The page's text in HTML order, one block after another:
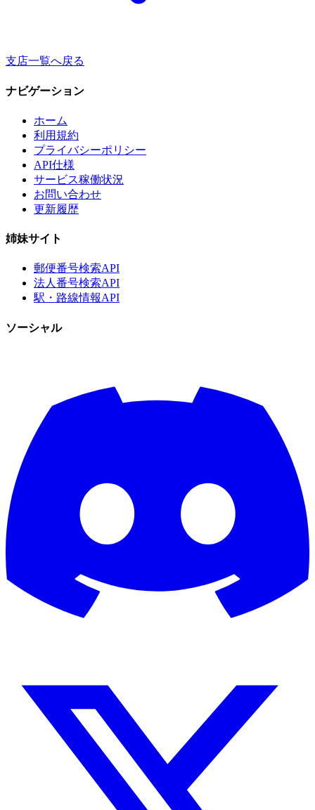
支店一覧へ戻る
ナビゲーション
ホーム
利用規約
プライバシーポリシー
API仕様
サービス稼働状況
お問い合わせ
更新履歴
姉妹サイト
郵便番号検索API
法人番号検索API
駅・路線情報API
ソーシャル